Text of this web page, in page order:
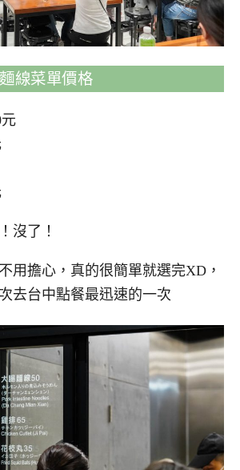
線菜單價格
沒了！
用擔心，真的很簡單就選完XD，
去台中點餐最迅速的一次